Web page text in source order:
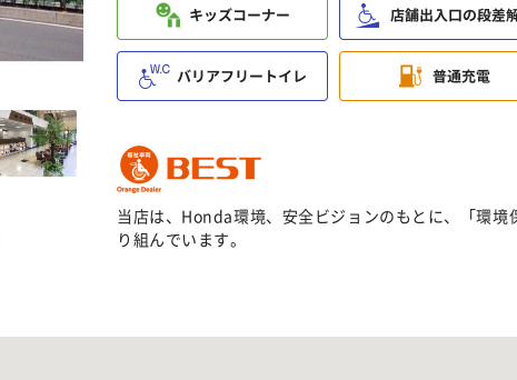
当店は、Honda環境、安全ビジョンのもとに、「環
り組んでいます。